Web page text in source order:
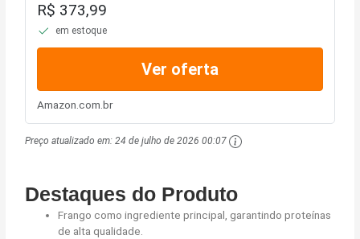
R$ 373,99
em estoque
Ver oferta
Amazon.com.br
Preço atualizado em:24 de julho de 2026 00:07
Destaques do Produto
Frango como ingrediente principal, garantindo proteínas
de alta qualidade.